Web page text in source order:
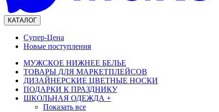
КАТАЛОГ
Супер-Цена
Новые поступления
МУЖСКОЕ НИЖНЕЕ БЕЛЬЕ
ТОВАРЫ ДЛЯ МАРКЕТПЛЕЙСОВ
ДИЗАЙНЕРСКИЕ ЦВЕТНЫЕ НОСКИ
ПОДАРКИ К ПРАЗДНИКУ
ШКОЛЬНАЯ ОДЕЖДА +
Показать все